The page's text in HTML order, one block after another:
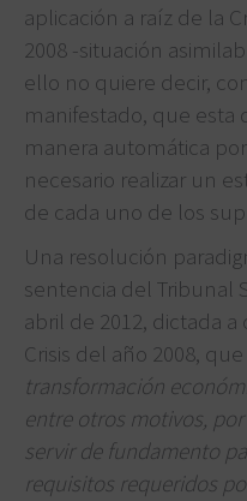
aplicación a raíz de la
2008 -situación
ello no quiere decir,
manifestado, que esta
manera automática
necesario realizar un
de cada uno de los
Una resolución
sentencia del Tribunal
abril de 2012, dictada
Crisis del año 2008,
transformación
entre otros motivos,
servir de fundamento
requisitos requeridos